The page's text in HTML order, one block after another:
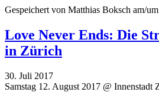
Gespeichert von Matthias Boksch am/
Love Never Ends: Die
in Zürich
30. Juli 2017
Samstag 12. August 2017 @ Innenstadt